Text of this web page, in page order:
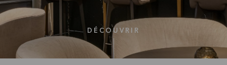
DÉCOUVRIR